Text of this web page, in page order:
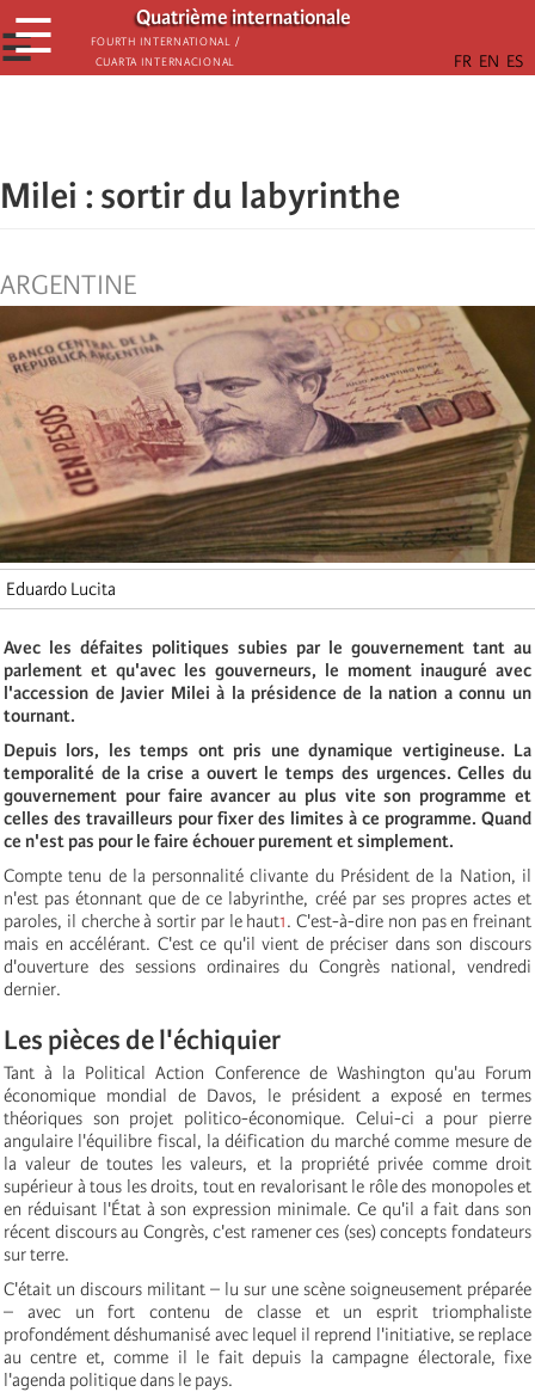
Aller
au
contenu
Quatrième internationale
Fourth International /
Cuarta Internacional
☰
☰
Milei : sortir du labyrinthe
ARGENTINE
Eduardo Lucita
Avec les défaites politiques subies par le gouvernement tant au
parlement et qu'avec les gouverneurs, le moment inauguré avec
l'accession de Javier Milei à la présidence de la nation a connu un
tournant.
Depuis lors, les temps ont pris une dynamique vertigineuse. La
temporalité de la crise a ouvert le temps des urgences. Celles du
gouvernement pour faire avancer au plus vite son programme et
celles des travailleurs pour fixer des limites à ce programme. Quand
ce n'est pas pour le faire échouer purement et simplement.
Compte tenu de la personnalité clivante du Président de la Nation, il
n'est pas étonnant que de ce labyrinthe, créé par ses propres actes et
paroles, il cherche à sortir par le haut1. C'est-à-dire non pas en freinant
mais en accélérant. C'est ce qu'il vient de préciser dans son discours
d'ouverture des sessions ordinaires du Congrès national, vendredi
dernier.
Les pièces de l'échiquier
Tant à la Political Action Conference de Washington qu'au Forum
économique mondial de Davos, le président a exposé en termes
théoriques son projet politico-économique. Celui-ci a pour pierre
angulaire l'équilibre fiscal, la déification du marché comme mesure de
la valeur de toutes les valeurs, et la propriété privée comme droit
supérieur à tous les droits, tout en revalorisant le rôle des monopoles et
en réduisant l'État à son expression minimale. Ce qu'il a fait dans son
récent discours au Congrès, c'est ramener ces (ses) concepts fondateurs
sur terre.
C'était un discours militant – lu sur une scène soigneusement préparée
– avec un fort contenu de classe et un esprit triomphaliste
profondément déshumanisé avec lequel il reprend l'initiative, se replace
au centre et, comme il le fait depuis la campagne électorale, fixe
l'agenda politique dans le pays.